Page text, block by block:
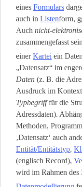
eines Formulars
auch in Listen­form,
Auch nicht-
zusammengefasst
einerKartei ein
„Datensatz“ im
Daten (z. B. die
Ausdruck im
Typbegrifffür die
Adressdaten).
Methoden,
‚Datensatz‘ auch
Entität/Entitätstyp,
(englisch Record),
wird im Rahmen des